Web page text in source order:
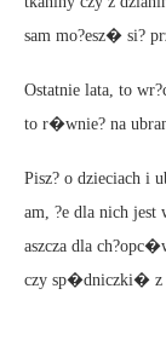
sam mo?esz� si?
Ostatnie lata, to
to r�wnie? na
Pisz? o dzieciach i
am, ?e dla nich jest
aszcza dla
czy sp�dniczki� z